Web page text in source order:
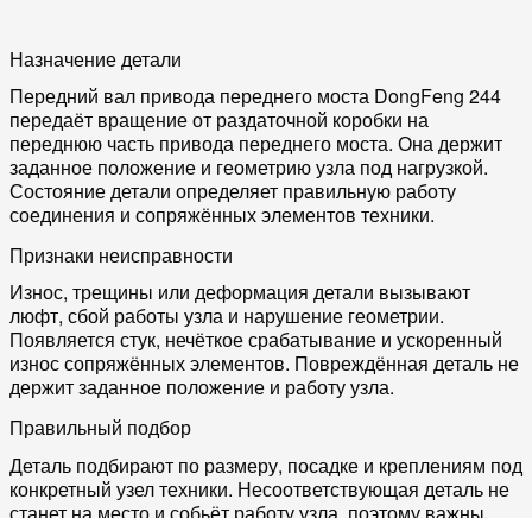
Назначение детали
Передний вал привода переднего моста DongFeng 244
передаёт вращение от раздаточной коробки на
переднюю часть привода переднего моста. Она держит
заданное положение и геометрию узла под нагрузкой.
Состояние детали определяет правильную работу
соединения и сопряжённых элементов техники.
Признаки неисправности
Износ, трещины или деформация детали вызывают
люфт, сбой работы узла и нарушение геометрии.
Появляется стук, нечёткое срабатывание и ускоренный
износ сопряжённых элементов. Повреждённая деталь не
держит заданное положение и работу узла.
Правильный подбор
Деталь подбирают по размеру, посадке и креплениям под
конкретный узел техники. Несоответствующая деталь не
станет на место и собьёт работу узла, поэтому важны